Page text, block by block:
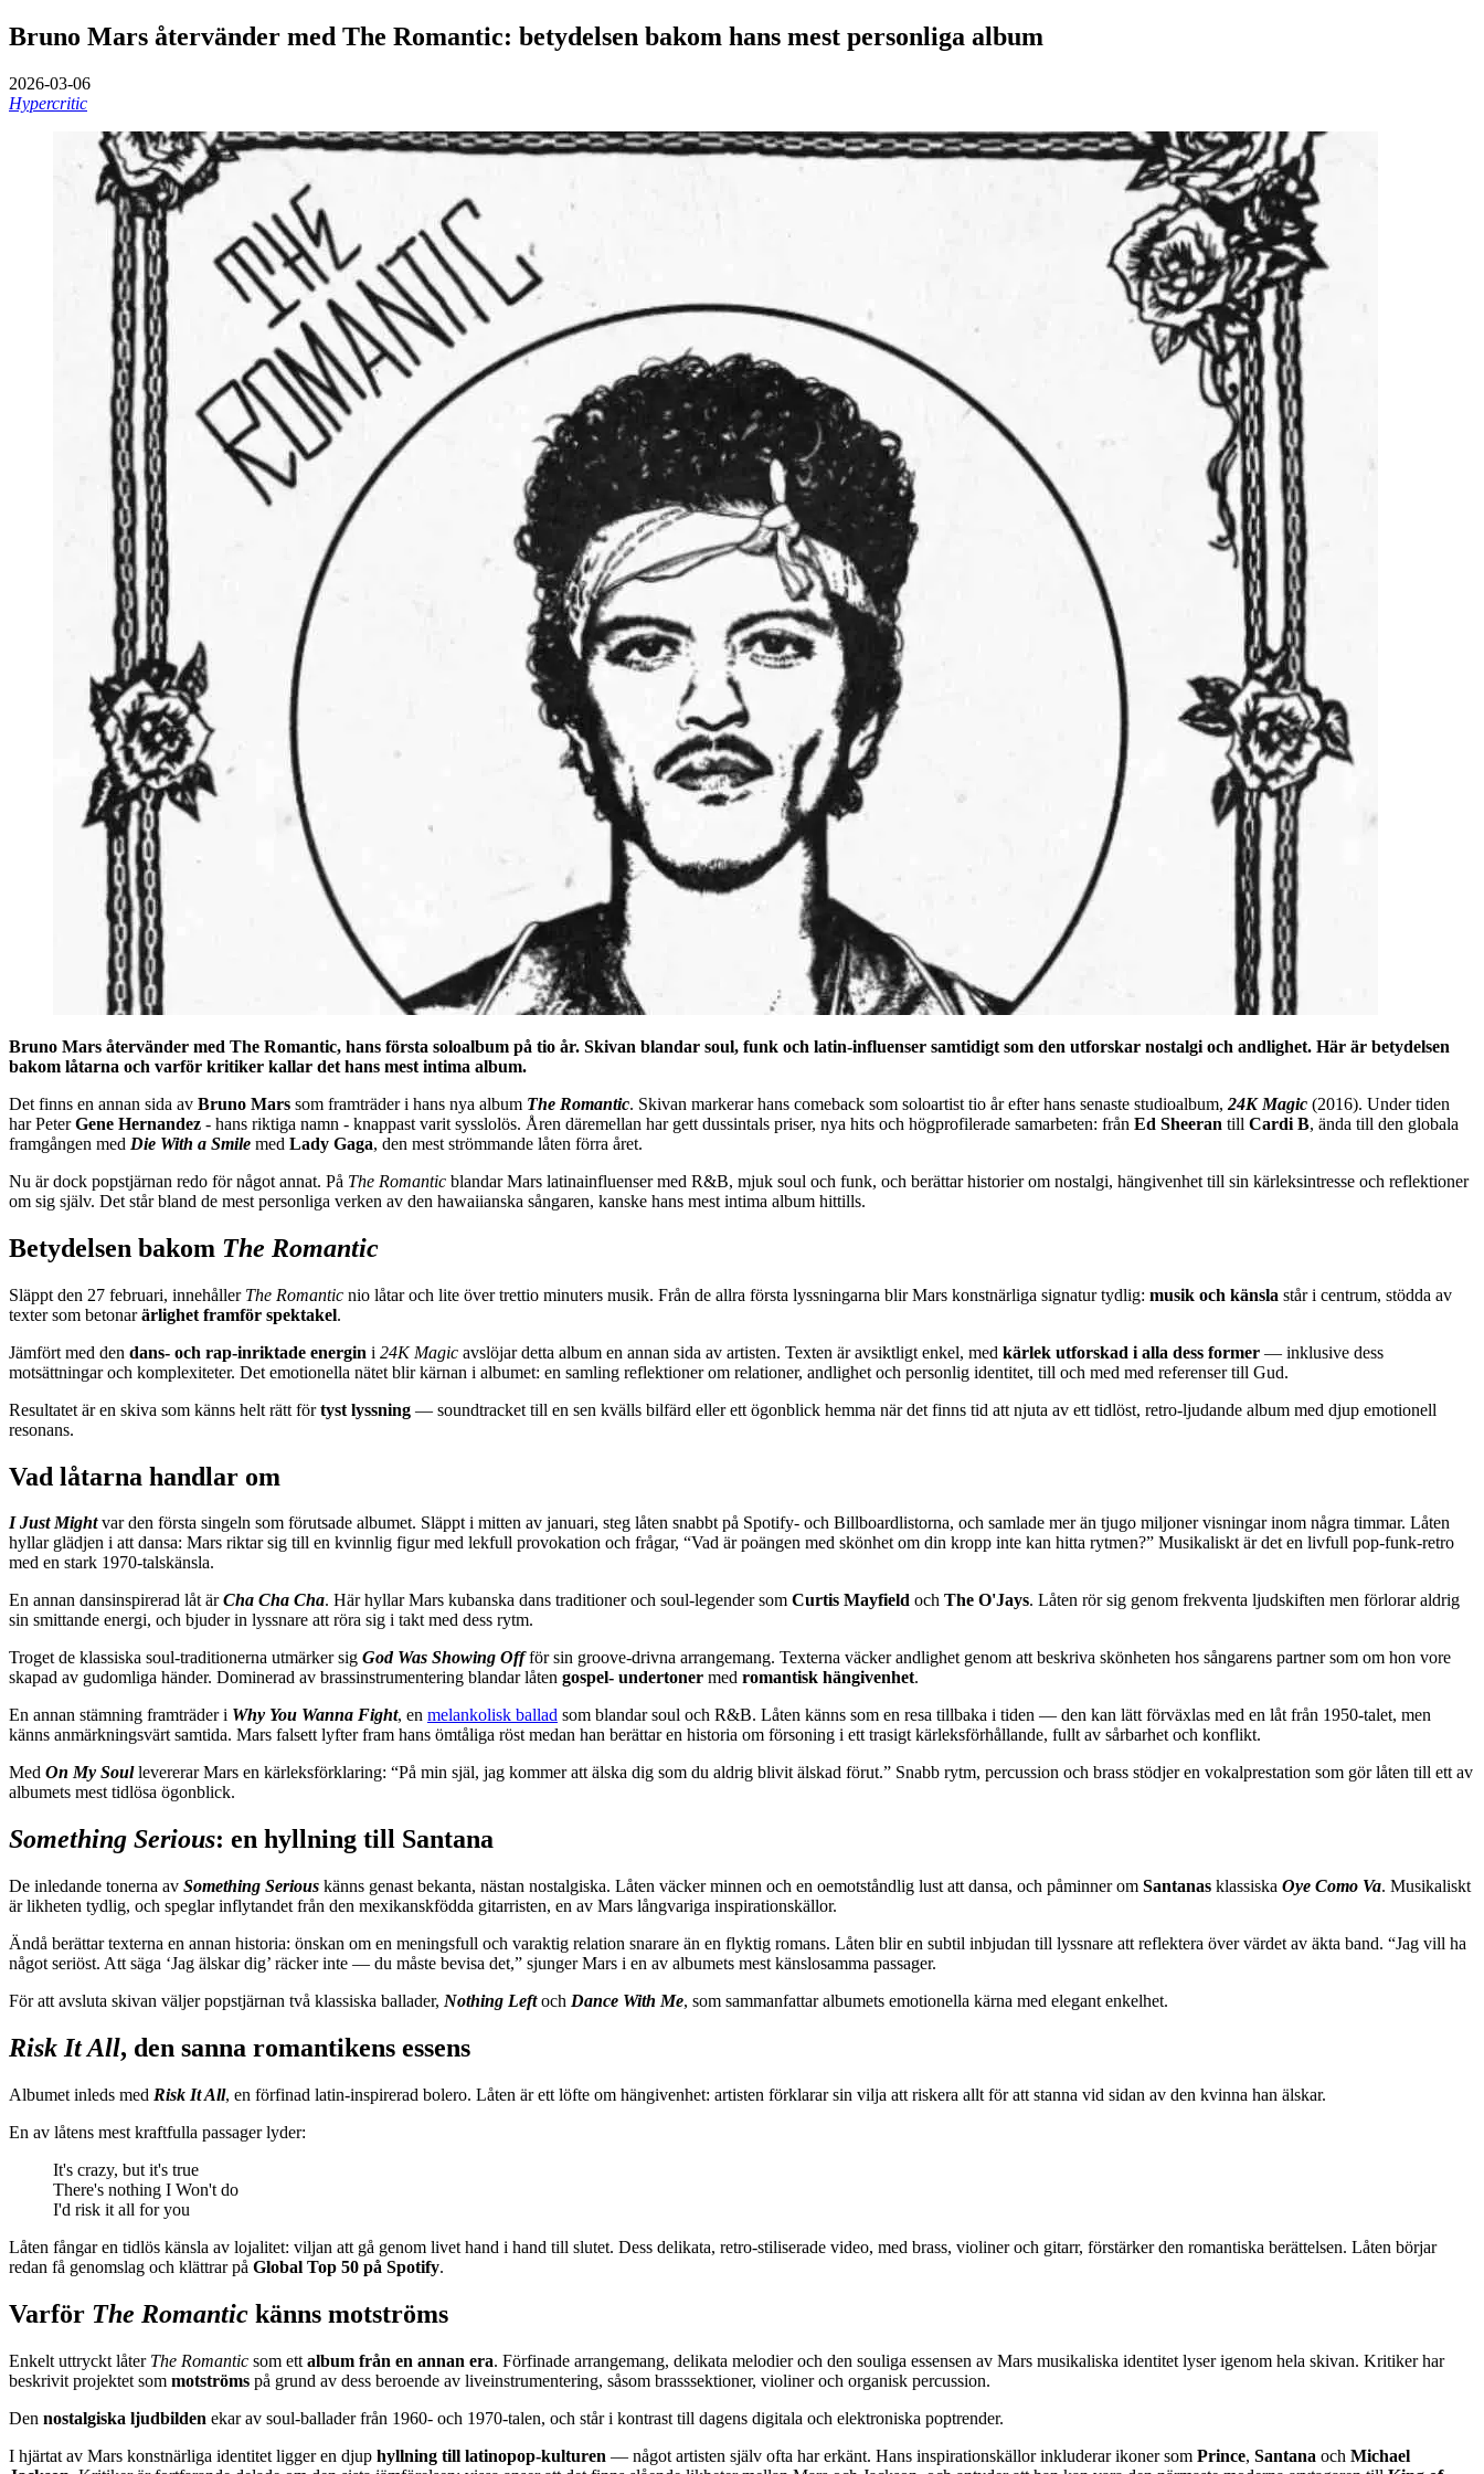
Bruno Mars återvänder med The Romantic: betydelsen bakom hans mest personliga album
2026-03-06
Hypercritic
Bruno Mars återvänder med The Romantic, hans första soloalbum på tio år. Skivan blandar soul, funk och latin-influenser samtidigt som den utforskar nostalgi och andlighet. Här är betydelsen
bakom låtarna och varför kritiker kallar det hans mest intima album.
Det finns en annan sida av Bruno Mars som framträder i hans nya album The Romantic. Skivan markerar hans comeback som soloartist tio år efter hans senaste studioalbum, 24K Magic (2016). Under tiden
har PeterGene Hernandez - hans riktiga namn - knappast varit sysslolös. Åren däremellan har gett dussintals priser, nya hits och högprofilerade samarbeten: från Ed Sheeran till Cardi B, ända till den globala
framgången med Die With a Smile med Lady Gaga, den mest strömmande låten förra året.
Nu är dock popstjärnan redo för något annat. På The Romantic blandar Mars latinainfluenser med R&B, mjuk soul och funk, och berättar historier om nostalgi, hängivenhet till sin kärleksintresse och reflektioner
om sig själv. Det står bland de mest personliga verken av den hawaiianska sångaren, kanske hans mest intima album hittills.
Betydelsen bakom The Romantic
Släppt den 27 februari, innehåller The Romantic nio låtar och lite över trettio minuters musik. Från de allra första lyssningarna blir Mars konstnärliga signatur tydlig: musik och känsla står i centrum, stödda av
texter som betonarärlighet framför spektakel.
Jämfört med den dans- och rap-inriktade energin i 24K Magic avslöjar detta album en annan sida av artisten. Texten är avsiktligt enkel, med kärlek utforskad i alla dess former — inklusive dess
motsättningar och komplexiteter. Det emotionella nätet blir kärnan i albumet: en samling reflektioner om relationer, andlighet och personlig identitet, till och med med referenser till Gud.
Resultatet är en skiva som känns helt rätt förtyst lyssning — soundtracket till en sen kvälls bilfärd eller ett ögonblick hemma när det finns tid att njuta av ett tidlöst, retro-ljudande album med djup emotionell
resonans.
Vad låtarna handlar om
I Just Mightvar den första singeln som förutsade albumet. Släppt i mitten av januari, steg låten snabbt på Spotify- och Billboardlistorna, och samlade mer än tjugo miljoner visningar inom några timmar. Låten
hyllar glädjen i att dansa: Mars riktar sig till en kvinnlig figur med lekfull provokation och frågar, “Vad är poängen med skönhet om din kropp inte kan hitta rytmen?” Musikaliskt är det en livfull pop-funk-retro
med en stark 1970-talskänsla.
En annan dansinspirerad låt ärCha Cha Cha. Här hyllar Mars kubanska dans traditioner och soul-legender som Curtis Mayfield och The O'Jays. Låten rör sig genom frekventa ljudskiften men förlorar aldrig
sin smittande energi, och bjuder in lyssnare att röra sig i takt med dess rytm.
Troget de klassiska soul-traditionerna utmärker sig God Was Showing Offför sin groove-drivna arrangemang. Texterna väcker andlighet genom att beskriva skönheten hos sångarens partner som om hon vore
skapad av gudomliga händer. Dominerad av brassinstrumentering blandar låten gospel- undertoner med romantisk hängivenhet.
En annan stämning framträder i Why You Wanna Fight, en melankolisk ballad som blandar soul och R&B. Låten känns som en resa tillbaka i tiden — den kan lätt förväxlas med en låt från 1950-talet, men
känns anmärkningsvärt samtida. Mars falsett lyfter fram hans ömtåliga röst medan han berättar en historia om försoning i ett trasigt kärleksförhållande, fullt av sårbarhet och konflikt.
Med On My Soullevererar Mars en kärleksförklaring: “På min själ, jag kommer att älska dig som du aldrig blivit älskad förut.” Snabb rytm, percussion och brass stödjer en vokalprestation som gör låten till ett av
albumets mest tidlösa ögonblick.
Something Serious: en hyllning till Santana
De inledande tonerna av Something Serious känns genast bekanta, nästan nostalgiska. Låten väcker minnen och en oemotståndlig lust att dansa, och påminner om Santanas klassiska Oye Como Va. Musikaliskt
är likheten tydlig, och speglar inflytandet från den mexikanskfödda gitarristen, en av Mars långvariga inspirationskällor.
Ändå berättar texterna en annan historia: önskan om en meningsfull och varaktig relation snarare än en flyktig romans. Låten blir en subtil inbjudan till lyssnare att reflektera över värdet av äkta band. “Jag vill ha
något seriöst. Att säga ‘Jag älskar dig’ räcker inte — du måste bevisa det,” sjunger Mars i en av albumets mest känslosamma passager.
För att avsluta skivan väljer popstjärnan två klassiska ballader, Nothing Leftoch Dance With Me, som sammanfattar albumets emotionella kärna med elegant enkelhet.
Risk It All, den sanna romantikens essens
Albumet inleds med Risk It All, en förfinad latin-inspirerad bolero. Låten är ett löfte om hängivenhet: artisten förklarar sin vilja att riskera allt för att stanna vid sidan av den kvinna han älskar.
En av låtens mest kraftfulla passager lyder:
It's crazy, but it's true
There's nothing I Won't do
I'd risk it all for you
Låten fångar en tidlös känsla av lojalitet: viljan att gå genom livet hand i hand till slutet. Dess delikata, retro-stiliserade video, med brass, violiner och gitarr, förstärker den romantiska berättelsen. Låten börjar
redan få genomslag och klättrar på Global Top 50 på Spotify.
Varför The Romantic känns motströms
Enkelt uttryckt låter The Romantic som ett album från en annan era. Förfinade arrangemang, delikata melodier och den souliga essensen av Mars musikaliska identitet lyser igenom hela skivan. Kritiker har
beskrivit projektet som motströms på grund av dess beroende av liveinstrumentering, såsom brasssektioner, violiner och organisk percussion.
Den nostalgiska ljudbilden ekar av soul-ballader från 1960- och 1970-talen, och står i kontrast till dagens digitala och elektroniska poptrender.
I hjärtat av Mars konstnärliga identitet ligger en djup hyllning till latinopop-kulturen — något artisten själv ofta har erkänt. Hans inspirationskällor inkluderar ikoner som Prince, Santana och Michael